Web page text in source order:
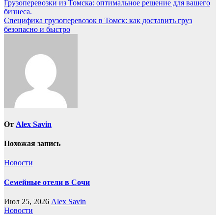
Навигация
по
записям
Грузоперевозки из Томска: оптимальное решение для вашего
бизнеса.
Специфика грузоперевозок в Томск: как доставить груз
безопасно и быстро
От Alex Savin
Похожая запись
Новости
Семейные отели в Сочи
Июл 25, 2026 Alex Savin
Новости